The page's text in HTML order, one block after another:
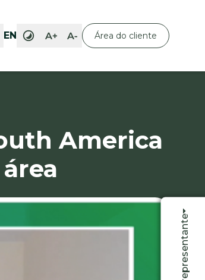
EN Área do cliente
EN Área do cliente
America